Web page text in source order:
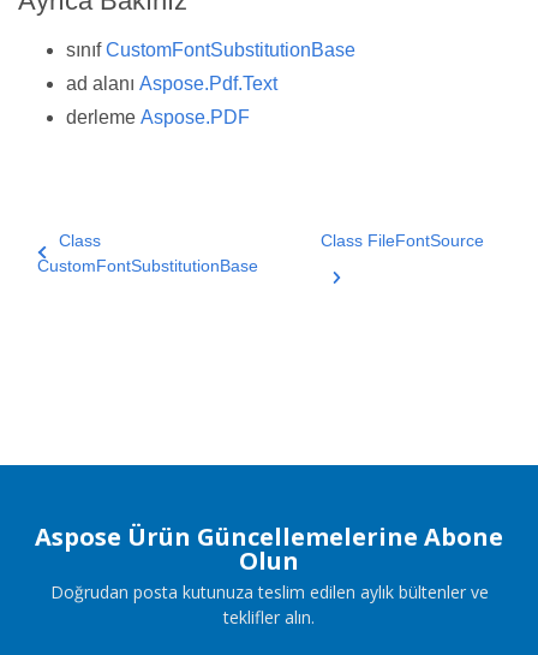
sınıfCustomFontSubstitutionBase
ad alanı Aspose.Pdf.Text
derleme Aspose.PDF
Class
CustomFontSubstitutionBase
Class FileFontSource
Aspose Ürün Güncellemelerine Abone
Olun
Doğrudan posta kutunuza teslim edilen aylık bültenler ve
teklifler alın.